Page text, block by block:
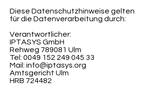
Diese Datenschutzhinweise gelten
für die Datenverarbeitung durch:
Verantwortlicher:
IPTASYS GmbH
Rehweg 789081 Ulm
Tel: 0049 152 249 045 33
Mail: info@iptasys.org
Amtsgericht Ulm
HRB 724482